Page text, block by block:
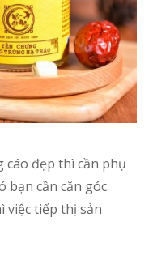
đẹp thì cần phụ
bạn cần căn góc
việc tiếp thị sản